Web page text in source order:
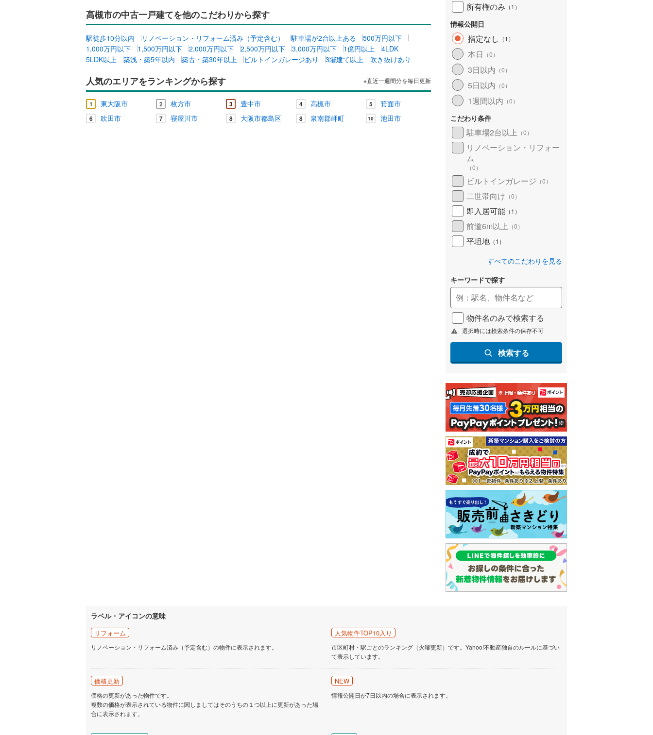
高槻市の中古一戸建てを他のこだわりから探す
駅徒歩10分以内 リノベーション・リフォーム済み（予定含む） 駐車場が2台以上ある
500万円以下
1,000万円以下
1,500万円以下 2,000万円以下 2,500万円以下 3,000万円以下 1億円以上
4LDK
5LDK以上
築浅・築5年以内 築古・築30年以上 ビルトインガレージあり 3階建て以上 吹き抜けあり
人気のエリアをランキングから探す ※直近一週間分を毎日更新
1 東大阪市 2 枚方市 3 豊中市 4 高槻市 5 箕面市
6 吹田市 7 寝屋川市 8 大阪市都島区 8 泉南郡岬町 10 池田市
所有権のみ （1 ）
情報公開日
指定なし （1 ）
本日 （0）
3日以内 （0）
5日以内 （0）
1週間以内 （0）
こだわり条件
駐車場2台以上 （0）
リノベーション・リフォー
ム
（0）
ビルトインガレージ （0）
二世帯向け （0）
即入居可能 （1 ）
前道6m以上 （0）
平坦地 （1 ）
すべてのこだわりを見る
キーワードで探す
物件名のみで検索する
選択時には検索条件の保存不可
検索する
ラベル・アイコンの意味
リフォーム
リノベーション・リフォーム済み（予定含む）の物件に表示されます。
人気物件TOP10入り
市区町村・駅ごとのランキング（火曜更新）です。Yahoo!不動産独自のルールに基づい
て表示しています。
価格更新
価格の更新があった物件です。
複数の価格が表示されている物件に関しましてはそのうちの１つ以上に更新があった場
合に表示されます。
NEW
情報公開日が7日以内の場合に表示されます。